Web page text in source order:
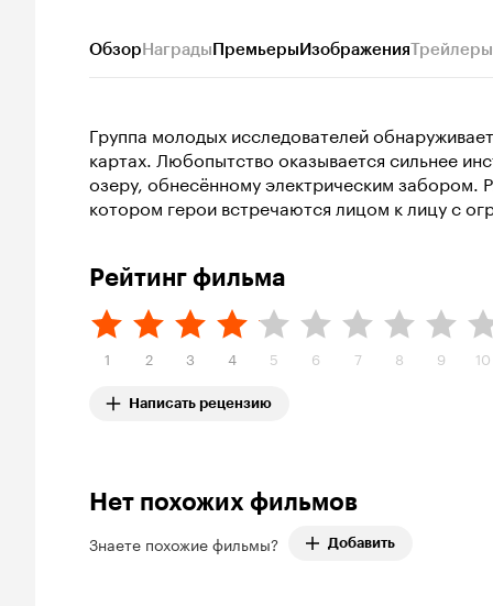
ОбзорНаградыПремьерыИзображенияТрейлеры
Группа молодых исследователей
картах. Любопытство оказывается сильнее
озеру, обнесённому электрическим забором.
котором герои встречаются лицом к лицу с
Рейтинг фильма
1 2 3 4 5 6 7 8 9 10
Написать рецензию
Нет похожих фильмов
Знаете похожие фильмы? Добавить